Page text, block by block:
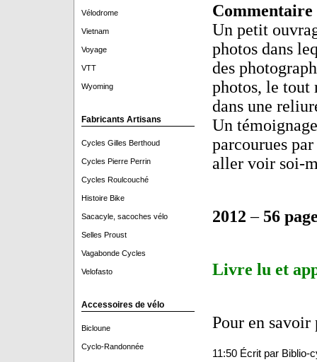
Vélodrome
Vietnam
Voyage
VTT
Wyoming
Fabricants Artisans
Cycles Gilles Berthoud
Cycles Pierre Perrin
Cycles Roulcouché
Histoire Bike
Sacacyle, sacoches vélo
Selles Proust
Vagabonde Cycles
Velofasto
Accessoires de vélo
Bicloune
Cyclo-Randonnée
Commentaire
Un petit
photos dans
des
photos, le tout
dans une
Un
parcourues
aller voir soi-
2012 – 56
Livre lu et
Pour en
11:50 Écrit par Biblio-